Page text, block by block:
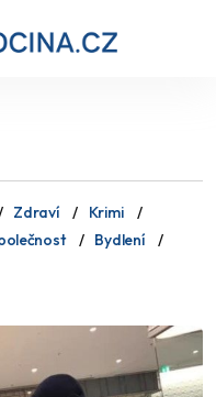
Zdraví
Krimi
Bydlení